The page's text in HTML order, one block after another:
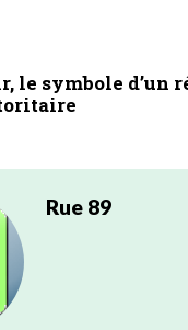
le symbole d’un
Rue 89